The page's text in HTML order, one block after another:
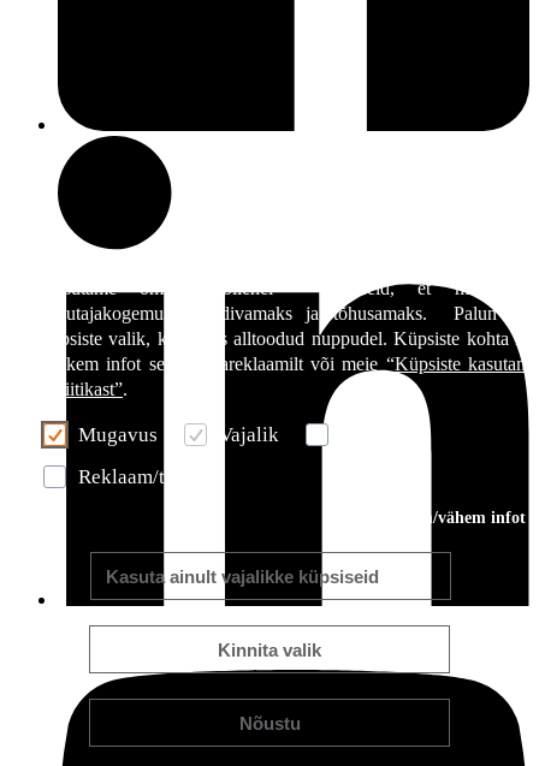
Kasutame oma veebilehel küpsiseid, et muuta
kasutajakogemus meeldivamaks ja tõhusamaks. Palun
küpsiste valik, klõpsates alltoodud nuppudel. Küpsiste kohta
rohkem infot sellelt ribareklaamilt või meie “Küpsiste
poliitikast”.
Mugavus Vajalik
Statistiline
Rohkem/vähem infot
Kasuta ainult vajalikke küpsiseid
Kinnita valik
Nõustu